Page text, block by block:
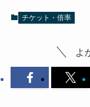
チケット・倍率
よ